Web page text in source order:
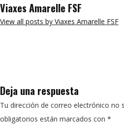
Viaxes Amarelle FSF
View all posts by Viaxes Amarelle FSF
Deja una respuesta
Tu dirección de correo electrónico no
obligatorios están marcados con *